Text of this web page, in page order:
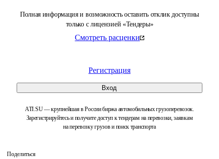
Полная информация и возможность оставить отклик доступны
только с лицензией «Тендеры»
Смотреть расценки
Регистрация
Вход
ATI.SU — крупнейшая в России биржа автомобильных грузоперевозок.
Зарегистрируйтесь и получите доступ к тендерам на перевозки, заявкам
на перевозку грузов и поиск транспорта
Поделиться